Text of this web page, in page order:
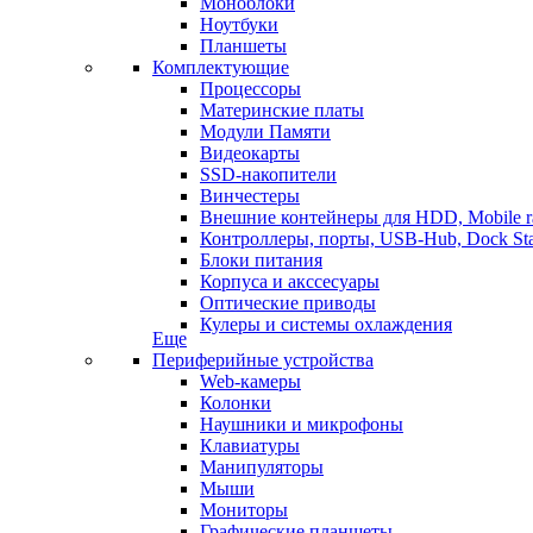
Ноутбуки
Планшеты
Комплектующие
Процессоры
Материнские платы
Модули Памяти
Видеокарты
SSD-накопители
Винчестеры
Внешние контейнеры для HDD, Mobile
Контроллеры, порты, USB-Hub, Dock
Блоки питания
Корпуса и акссесуары
Оптические приводы
Кулеры и системы охлаждения
Еще
Периферийные устройства
Web-камеры
Колонки
Наушники и микрофоны
Клавиатуры
Манипуляторы
Мыши
Мониторы